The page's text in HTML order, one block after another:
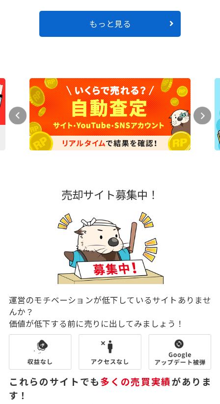
もっと見る
売却サイト募集中！
運営のモチベーションが低下しているサイトありませ
んか？
価値が低下する前に売りに出してみましょう！
これらのサイトでも多くの売買実績がありま
す！